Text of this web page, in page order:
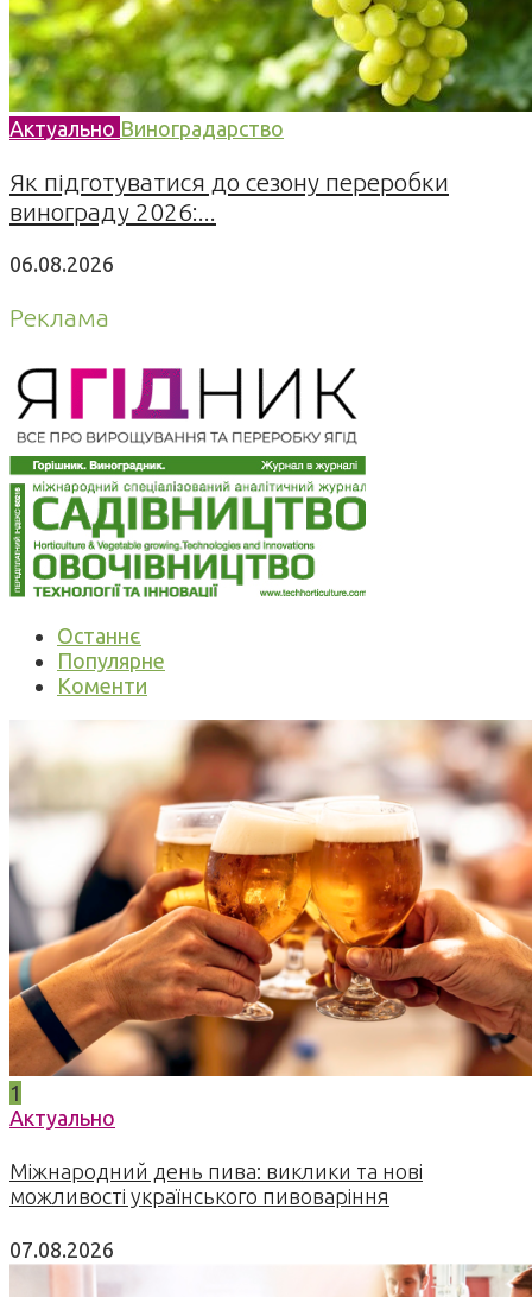
Актуально Виноградарство
Як підготуватися до сезону переробки
винограду 2026:...
06.08.2026
Реклама
Останнє
Популярне
Коменти
1
Актуально
Міжнародний день пива: виклики та нові
можливості українського пивоваріння
07.08.2026